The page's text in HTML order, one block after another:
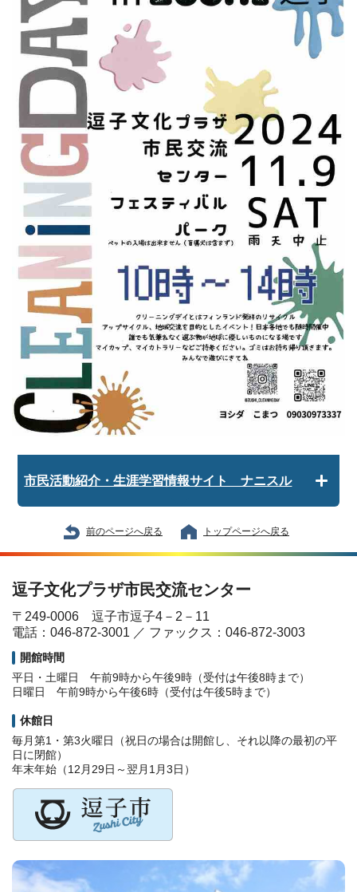
市民活動紹介・生涯学習情報サイト ナニスル
前のページへ戻る トップページへ戻る
逗子文化プラザ市民交流センター
〒249-0006 逗子市逗子4－2－11
電話：046-872-3001 ／ ファックス：046-872-3003
開館時間
平日・土曜日 午前9時から午後9時（受付は午後8時まで）
日曜日 午前9時から午後6時（受付は午後5時まで）
休館日
毎月第1・第3火曜日（祝日の場合は開館し、それ以降の最初の平
日に閉館）
年末年始（12月29日～翌月1月3日）